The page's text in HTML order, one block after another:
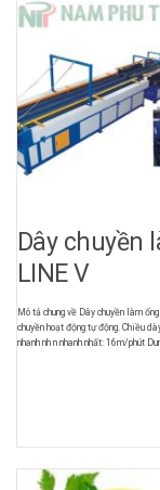
Dây chuyền
LINE V
Mô tả chung về Dây chuyền làm
chuyền hoạt động tự động. Chiều
nhanh nh n nhanh nhất: 16m/phút